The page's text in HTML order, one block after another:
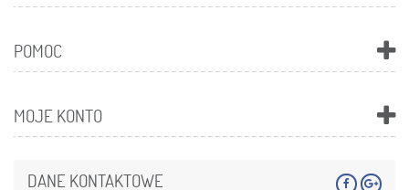
POMOC
MOJE KONTO
DANE KONTAKTOWE